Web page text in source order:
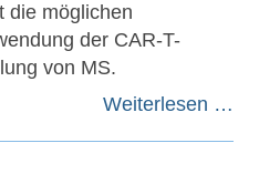
die möglichen
der CAR-T-
von MS.
Weiterlesen …